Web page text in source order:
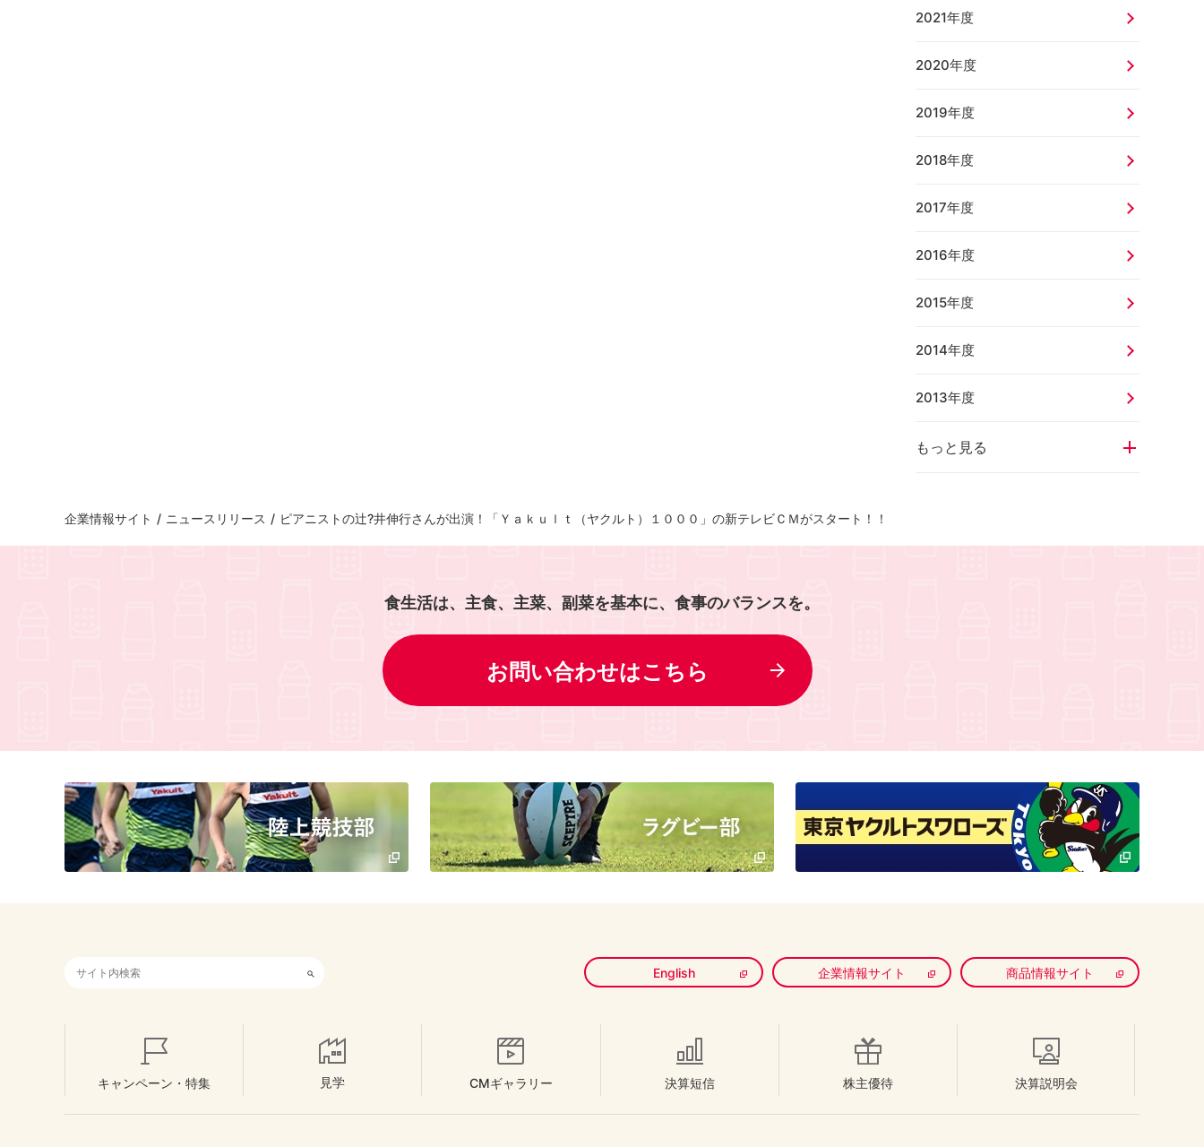
2021年度
2020年度
2019年度
2018年度
2017年度
2016年度
2015年度
2014年度
2013年度
もっと見る
企業情報サイト / ニュースリリース / ピアニストの辻?井伸行さんが出演！「Ｙａｋｕｌｔ（ヤクルト）１０００」の新テレビＣＭがスタート！！
食生活は、主食、主菜、副菜を基本に、食事のバランスを。
お問い合わせはこちら
検索キーワード入力
English 企業情報サイト 商品情報サイト
キャンペーン・特集 見学 CMギャラリー 決算短信 株主優待 決算説明会